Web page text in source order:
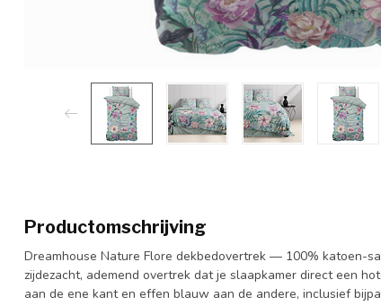
Productomschrijving
Dreamhouse Nature Flore dekbedovertrek — 100% katoen-
zijdezacht, ademend overtrek dat je slaapkamer direct een
aan de ene kant en effen blauw aan de andere, inclusief